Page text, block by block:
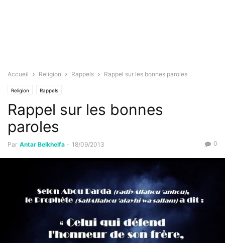
Accueil Religion Rappels Rappel sur les bonnes paroles
Religion Rappels
Rappel sur les bonnes
paroles
Par Antar Belkhelfa - 18/09/2013 0